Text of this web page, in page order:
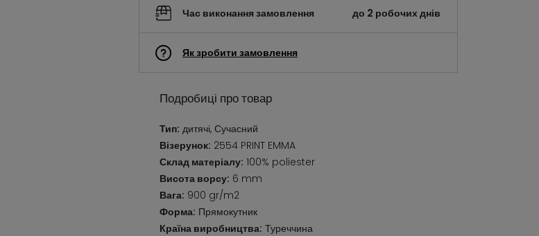
Час виконання замовлення до 2 робочих днів
Як зробити замовлення
Подробиці про товар
Тип: дитячі, Сучасний
Візерунок: 2554 PRINT EMMA
Склад матеріалу: 100% poliester
Висота ворсу: 6 mm
Вага: 900 gr/m2
Форма: Прямокутник
Країна виробництва: Туреччина